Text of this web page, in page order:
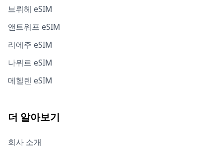
브뤼헤 eSIM
앤트워프 eSIM
리에주 eSIM
나뮈르 eSIM
메헬렌 eSIM
더 알아보기
회사 소개